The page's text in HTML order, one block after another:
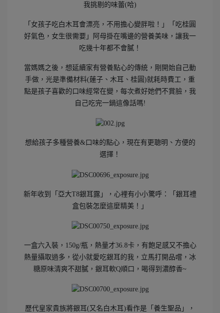
我挑剔的味蕾(哈)
「女孩子吃白木耳會漂亮，不用擔心變胖啦！」「吃桂圓
好氣色，女生很需要」阿母掛在嘴邊的營養美味，讓我一
吃幾十年都不會膩！
當媽媽之後，想延續家有營養點心的傳統，剛開始自己動
手做，光是準備材料(蓮子、木耳、桂圓)就耗時費工，重
點是孩子喜歡的口味經常在變，每次煮好她們不賞臉，我
自己吃完一鍋這像話嗎!
想給孩子多種營養&口味的點心，現在有更聰明、方便的
選擇！
新年收到「亞大T8銀耳露」，心裡有小小驚呼：「銀耳禮
盒包裝怎麼這麼精美！」
一盒六入裝，150g/瓶，熱量才36.8卡，有飽足感又不擔心
熱量攝取過多，從小就愛吃銀耳的我，立馬打開品嚐，冰
糖原味清爽不甜膩，銀耳軟Q順口，喝得到濃醇香~
歷代皇家貴族將銀耳(又名白木耳)看作是「養生聖品」，